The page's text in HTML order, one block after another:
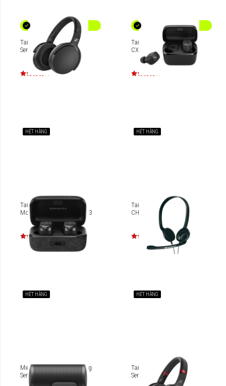
Tai nghe Bluetooth
Sennheiser HD 350BT
Tai nghe Sennheiser CX
CX200TW1 True Wireless
HẾT HÀNG
Tai nghe Sennheiser
Momentum True Wireless 3
HẾT HÀNG
Tai nghe Sennheiser PC 3
CHAT
HẾT HÀNG
Micro máy ảnh định hướng
Sennheiser MKE 200
HẾT HÀNG
Tai nghe chống ồn
Sennheiser HD 458BT